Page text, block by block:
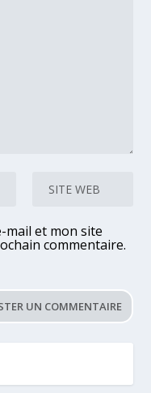
mail et mon site
commentaire.